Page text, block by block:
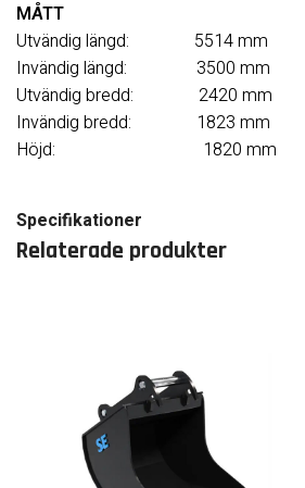
MÅTT
Utvändig längd: 5514 mm
Invändig längd: 3500 mm
Utvändig bredd: 2420 mm
Invändig bredd: 1823 mm
Höjd: 1820 mm
Specifikationer
Relaterade produkter